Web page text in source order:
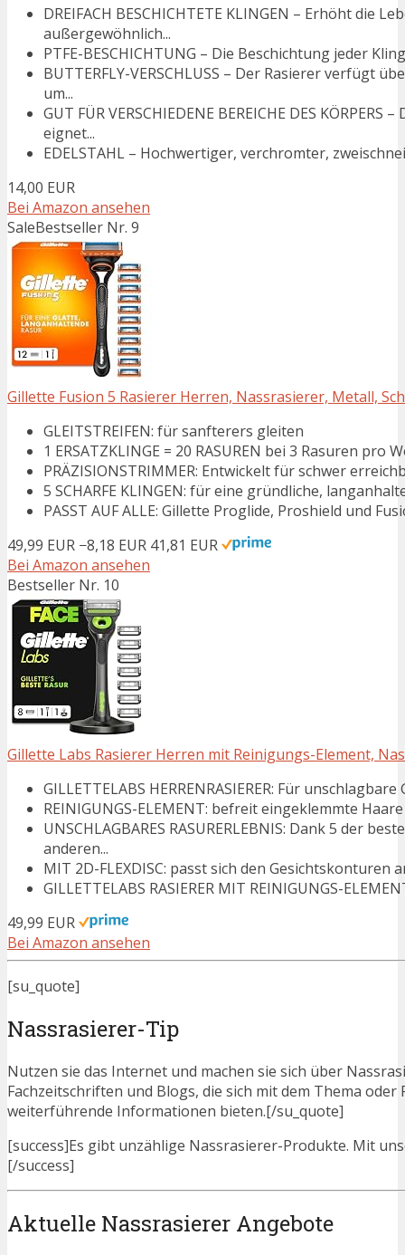
DREIFACH BESCHICHTETE KLINGEN – Erhöht die
außergewöhnlich...
PTFE-BESCHICHTUNG – Die Beschichtung jeder
BUTTERFLY-VERSCHLUSS – Der Rasierer verfügt
um...
GUT FÜR VERSCHIEDENE BEREICHE DES
eignet...
EDELSTAHL – Hochwertiger, verchromter,
14,00 EUR
Bei Amazon ansehen
SaleBestseller Nr. 9
Gillette Fusion 5 Rasierer Herren, Nassrasierer, Metall,
GLEITSTREIFEN: für sanfterers gleiten
1 ERSATZKLINGE = 20 RASUREN bei 3 Rasuren pro
PRÄZISIONSTRIMMER: Entwickelt für schwer
5 SCHARFE KLINGEN: für eine gründliche,
PASST AUF ALLE: Gillette Proglide, Proshield und
49,99 EUR −8,18 EUR 41,81 EUR
Bei Amazon ansehen
Bestseller Nr. 10
Gillette Labs Rasierer Herren mit Reinigungs-Element,
GILLETTELABS HERRENRASIERER: Für
REINIGUNGS-ELEMENT: befreit eingeklemmte
UNSCHLAGBARES RASURERLEBNIS: Dank 5 der
anderen...
MIT 2D-FLEXDISC: passt sich den Gesichtskonturen
GILLETTELABS RASIERER MIT REINIGUNGS-
49,99 EUR
Bei Amazon ansehen
[su_quote]
Nassrasierer-Tip
Nutzen sie das Internet und machen sie sich über
Fachzeitschriften und Blogs, die sich mit dem Thema
weiterführende Informationen bieten.[/su_quote]
[success]Es gibt unzählige Nassrasierer-Produkte. Mit
[/success]
Aktuelle Nassrasierer Angebote